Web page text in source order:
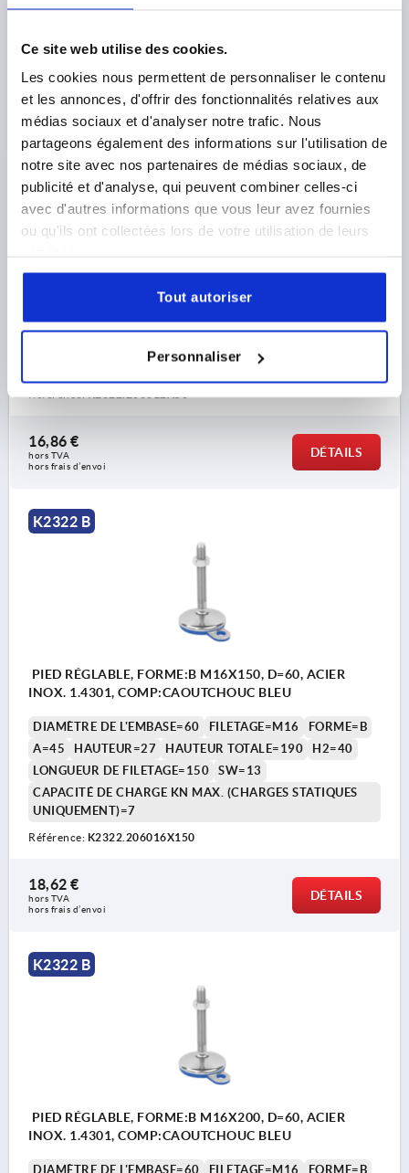
Ce site web utilise des cookies.
Les cookies nous permettent de personnaliser le contenu
et les annonces, d'offrir des fonctionnalités relatives aux
médias sociaux et d'analyser notre trafic. Nous
partageons également des informations sur l'utilisation de
notre site avec nos partenaires de médias sociaux, de
publicité et d'analyse, qui peuvent combiner celles-ci
avec d'autres informations que vous leur avez fournies
ou qu'ils ont collectées lors de votre utilisation de leurs
Tout autoriser
Personnaliser
hors TVA
K2322 B
PIED RÉGLABLE, FORME:B M12X50, D=60, ACIER INOX.
HAUTEUR TOTALE=85
LONGUEUR DE FILETAGE=50
SW=14
CAPACITÉ DE CHARGE KN MAX. (CHARGES STATIQUES
16,86 €
hors TVA
hors frais d’envoi
DÉTAILS
K2322 B
PIED RÉGLABLE, FORME:B M16X150, D=60, ACIER
INOX. 1.4301, COMP:CAOUTCHOUC BLEU
DIAMÈTRE DE L'EMBASE=60 FILETAGE=M16
FORME=B
A=45
HAUTEUR=27 HAUTEUR TOTALE=190
H2=40
LONGUEUR DE FILETAGE=150
SW=13
CAPACITÉ DE CHARGE KN MAX. (CHARGES STATIQUES
UNIQUEMENT)=7
Référence: K2322.206016X150
18,62 €
hors TVA
hors frais d’envoi
DÉTAILS
K2322 B
PIED RÉGLABLE, FORME:B M16X200, D=60, ACIER
INOX. 1.4301, COMP:CAOUTCHOUC BLEU
DIAMÈTRE DE L'EMBASE=60 FILETAGE=M16 FORME=B